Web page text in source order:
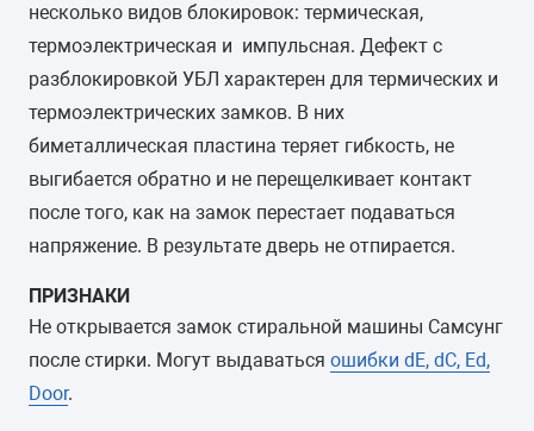
несколько видов блокировок: термическая,
термоэлектрическая и импульсная. Дефект с
разблокировкой УБЛ характерен для термических и
термоэлектрических замков. В них
биметаллическая пластина теряет гибкость, не
выгибается обратно и не перещелкивает контакт
после того, как на замок перестает подаваться
напряжение. В результате дверь не отпирается.
ПРИЗНАКИ
Не открывается замок стиральной машины Самсунг
после стирки. Могут выдаваться ошибки dE, dC, Ed,
Door.